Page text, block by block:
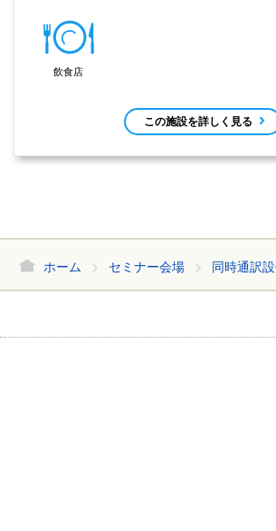
飲食店
この施設を詳しく見る
ホーム セミナー会場 同時通訳